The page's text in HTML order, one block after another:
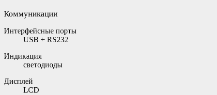
Коммуникации
Интерфейсные порты
USB + RS232
Индикация
светодиоды
Дисплей
LCD